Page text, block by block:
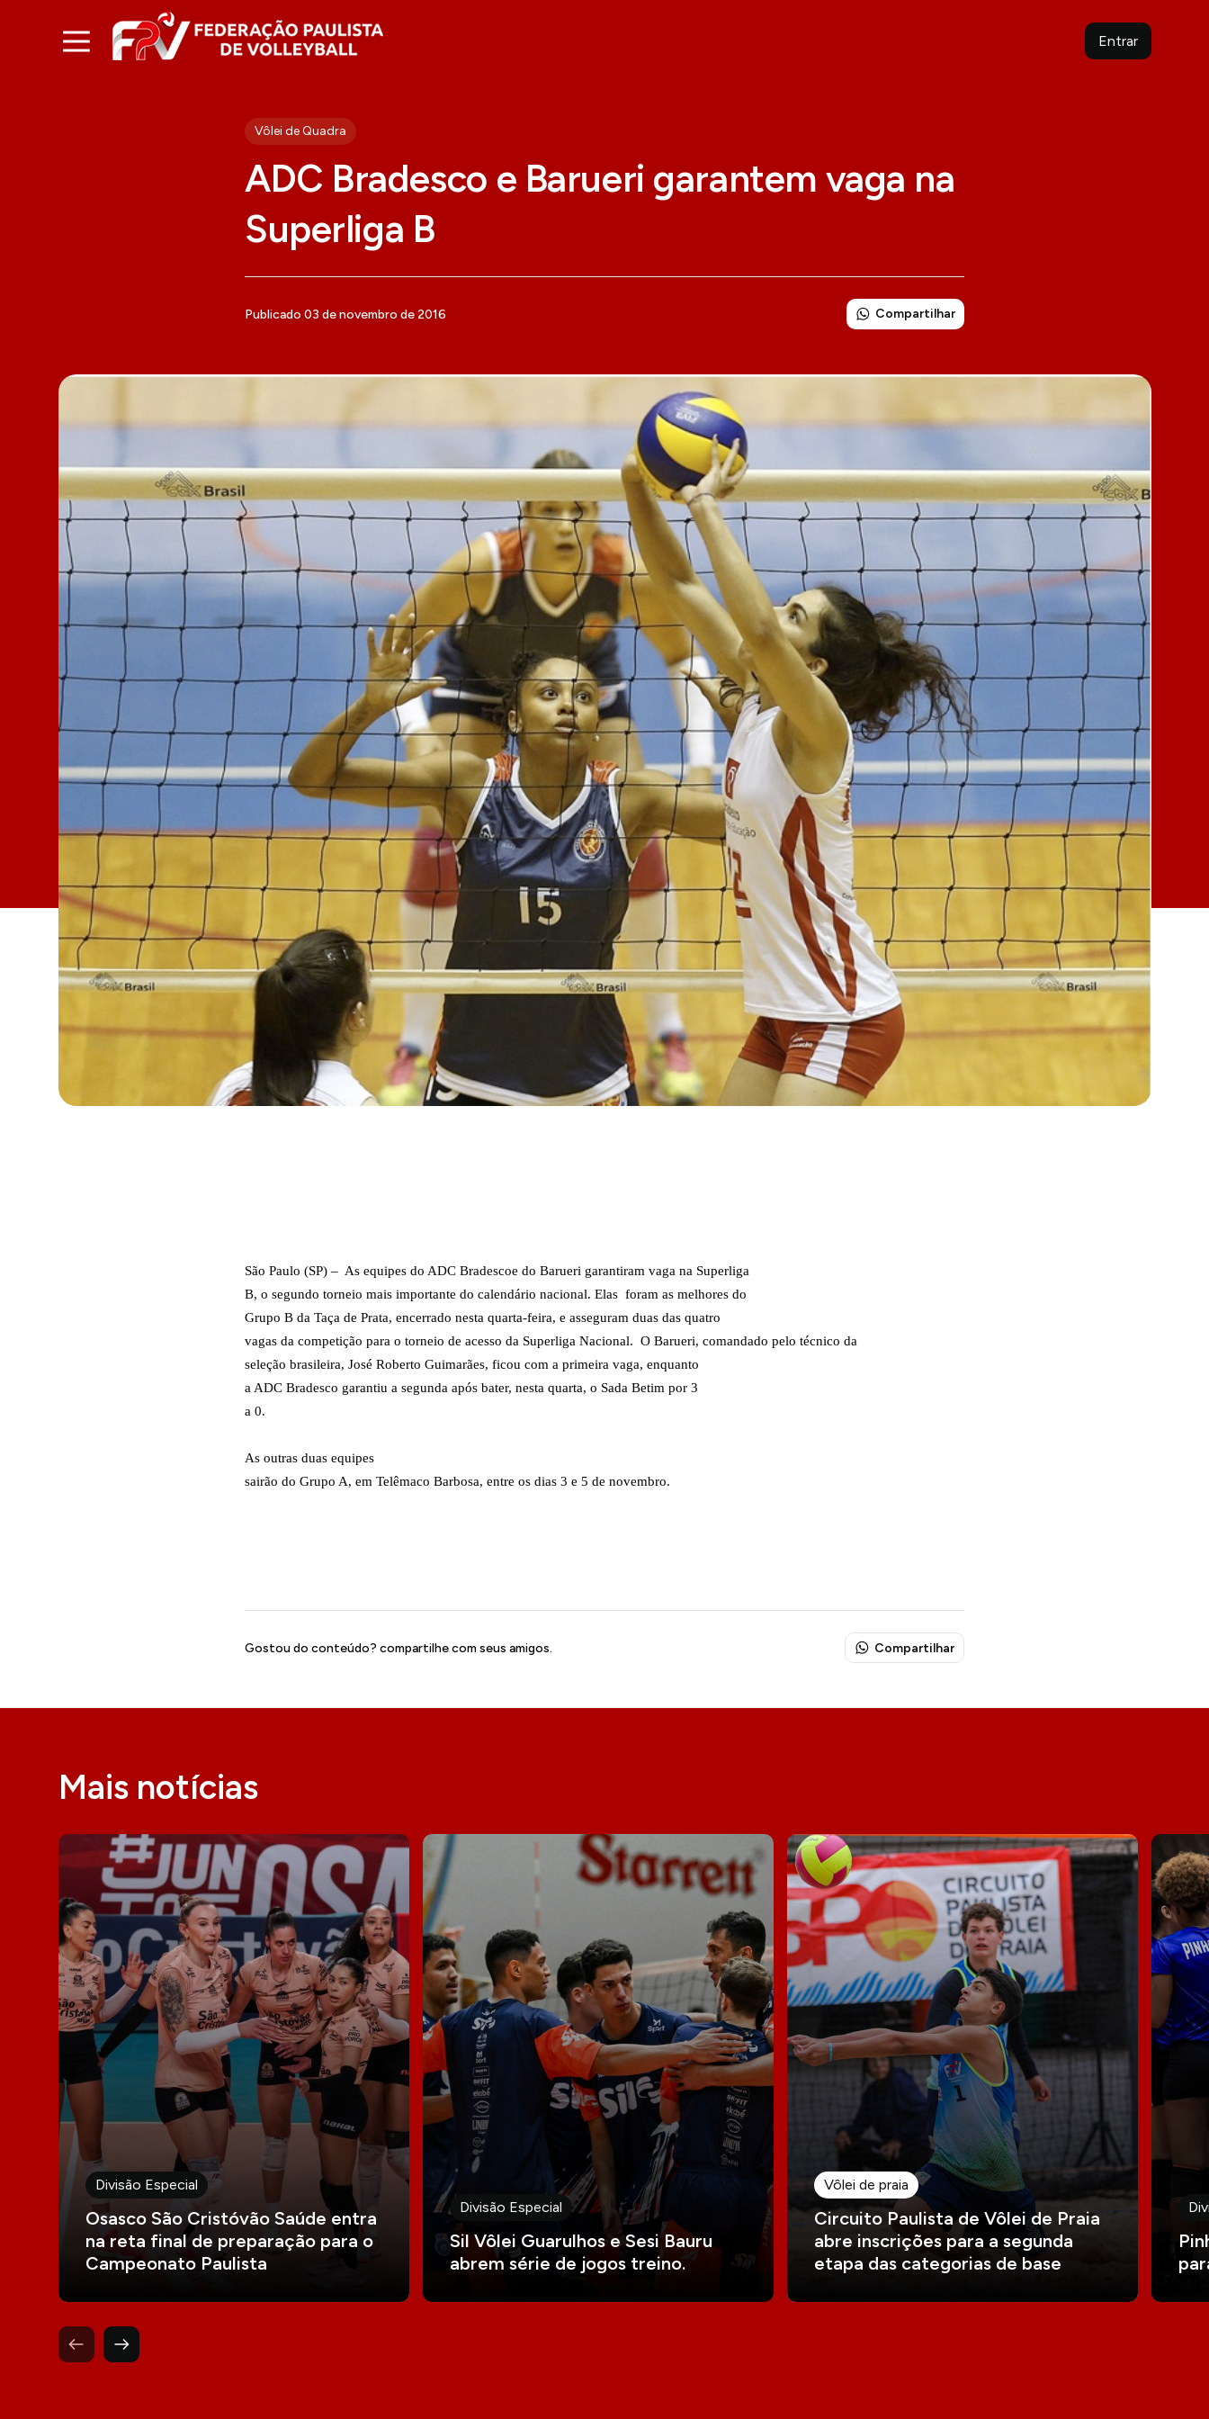
Entrar
Vôlei de Quadra
ADC Bradesco e Barueri garantem vaga na
Superliga B
Publicado 03 de novembro de 2016 Compartilhar
São Paulo (SP) – As equipes do ADC Bradescoe do Barueri garantiram vaga na Superliga
B, o segundo torneio mais importante do calendário nacional. Elas foram as melhores do
Grupo B da Taça de Prata, encerrado nesta quarta-feira, e asseguram duas das quatro
vagas da competição para o torneio de acesso da Superliga Nacional. O Barueri, comandado pelo técnico da
seleção brasileira, José Roberto Guimarães, ficou com a primeira vaga, enquanto
a ADC Bradesco garantiu a segunda após bater, nesta quarta, o Sada Betim por 3
a 0.
As outras duas equipes
sairão do Grupo A, em Telêmaco Barbosa, entre os dias 3 e 5 de novembro.
Gostou do conteúdo? compartilhe com seus amigos. Compartilhar
Mais notícias
Divisão Especial
Osasco São Cristóvão Saúde entra
na reta final de preparação para o
Campeonato Paulista
Divisão Especial
Sil Vôlei Guarulhos e Sesi Bauru
abrem série de jogos treino.
Vôlei de praia
Circuito Paulista de Vôlei de Praia
abre inscrições para a segunda
etapa das categorias de base